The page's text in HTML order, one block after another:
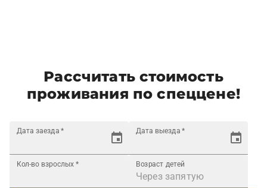
Рассчитать стоимость
проживания по спеццене!
Дата заезда * Дата выезда *
Кол-во взрослых * Возраст детей